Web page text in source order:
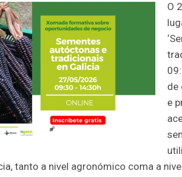
O
de
e
tanto a nivel agronómico coma a